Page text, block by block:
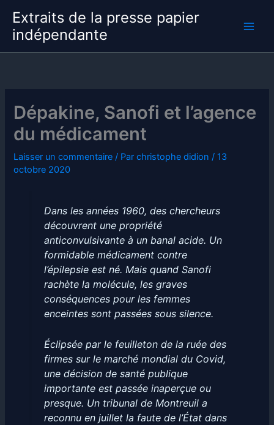
contenu
Extraits de la presse papier
indépendante
Dépakine, Sanofi et l’agence
du médicament
Laisser un commentaire / Parchristophe didion / 13
octobre 2020
Dans les années 1960, des chercheurs
découvrent une propriété
anticonvulsivante à un banal acide. Un
formidable médicament contre
l’épilepsie est né. Mais quand Sanofi
rachète la molécule, les graves
conséquences pour les femmes
enceintes sont passées sous silence.
Éclipsée par le feuilleton de la ruée des
firmes sur le marché mondial du Covid,
une décision de santé publique
importante est passée inaperçue ou
presque. Un tribunal de Montreuil a
reconnu en juillet la faute de l’État dans